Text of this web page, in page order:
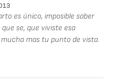
es único, imposible saber
se, que viviste esa
mas tu punto de vista.